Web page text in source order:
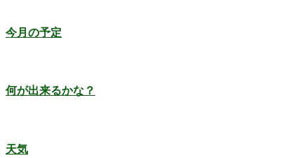
今月の予定
何が出来るかな？
天気